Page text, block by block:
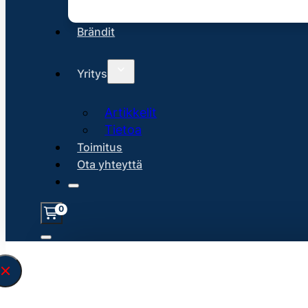
Brändit
Yritys
Artikkelit
Tietoa
Toimitus
Ota yhteyttä
0